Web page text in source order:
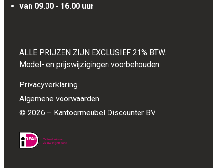
van 09.00 - 16.00 uur
ALLE PRIJZEN ZIJN EXCLUSIEF 21% BTW.
Model- en prijswijzigingen voorbehouden.
Privacyverklaring
Algemene voorwaarden
© 2026 – Kantoormeubel Discounter BV